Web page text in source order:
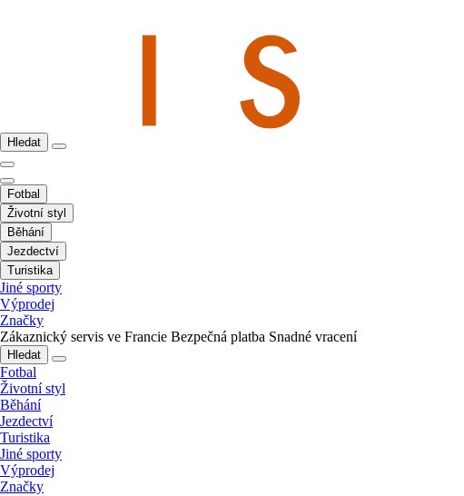
Hledat
Fotbal
Životní styl
Běhání
Jezdectví
Turistika
Jiné sporty
Výprodej
Značky
Zákaznický servis ve Francie Bezpečná platba Snadné vracení
Hledat
Fotbal
Životní styl
Běhání
Jezdectví
Turistika
Jiné sporty
Výprodej
Značky